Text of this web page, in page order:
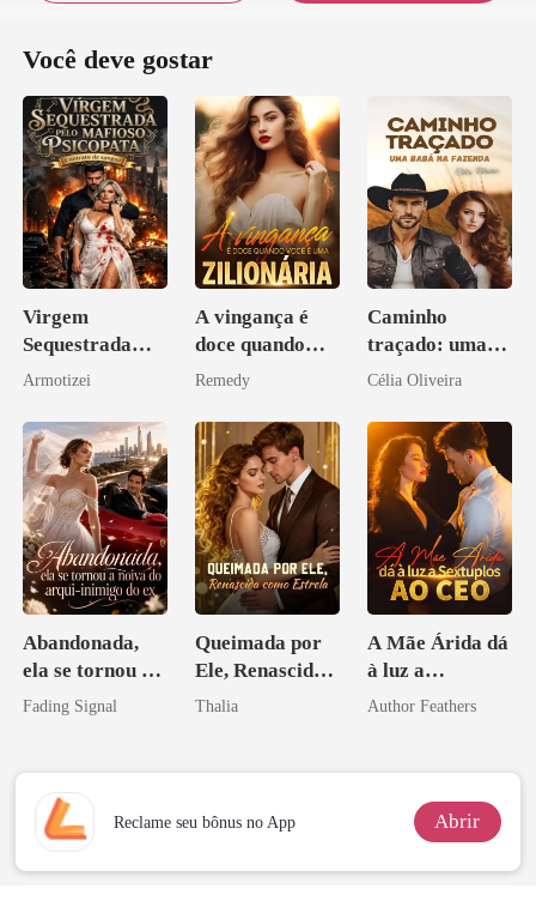
Você deve gostar
Virgem
Sequestrada
pelo Mafioso
CONTRATO
DE SANGUE
Armotizei
A vingança é
doce quando
você é uma
Remedy
Caminho
traçado: uma
babá na fazenda
Célia Oliveira
Abandonada,
ela se tornou a
noiva do arqui-
Fading Signal
Queimada por
Ele, Renascida
como Estrela
Thalia
A Mãe Árida dá
à luz a
Sextuplos ao
Author Feathers
Reclame seu bônus no App Abrir